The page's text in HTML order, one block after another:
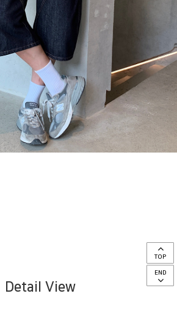
TOP
END
Detail View